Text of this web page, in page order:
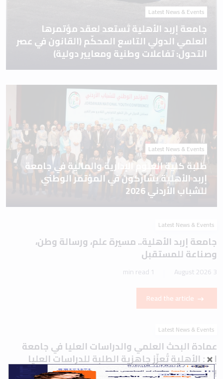
Latest News & Events
جامعة إربد الأهلية تَستعد لعقد مؤتمرها
العلمي الدولي التاسع المحكّم (القانون في عصر
التحول: تفاعلات وطنية ومعايير دولية)
Latest News & Events
طلبة كلية العلوم الإدارية والمالية في جامعة
إربد الأهلية يشاركون في المؤتمر الوطني
للشباب الأردني 2026
Latest News & Events
جامعة إربد الأهلية.. مسيرة علم، ورسالة وطن،
وصناعة للمستقبل
3 August 2026
1 min read
Read the article
Latest News & Events
عمادة البحث العلمي والدراسات العليا في جامعة
إربد الأهلية تُعزّز جاهزية الطلبة للدراسات العليا
بورشة تعريفية حول اختباري IELTS وTOEFL